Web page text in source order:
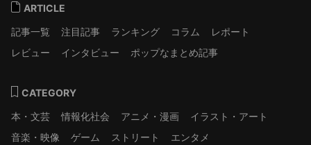
ARTICLE
記事一覧
注目記事 ランキング コラム
レポート
レビュー
インタビュー ポップなまとめ記事
CATEGORY
本・文芸
情報化社会 アニメ・漫画
イラスト・アート
音楽・映像
ゲーム ストリート エンタメ